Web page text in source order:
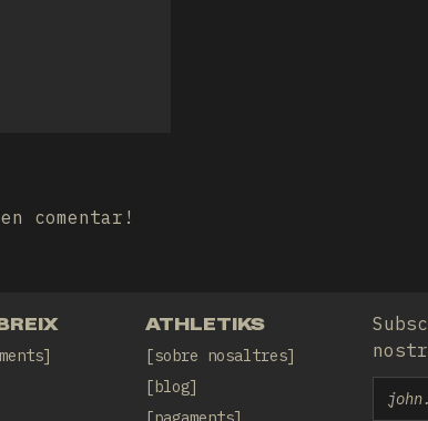
comentar!
ATHLETIKS
sobre nosaltres
blog
Email